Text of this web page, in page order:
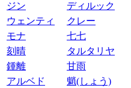
ジン
ディルック
ウェンティ
クレー
モナ
七七
刻晴
タルタリヤ
鍾離
甘雨
アルベド
魈(しょう)